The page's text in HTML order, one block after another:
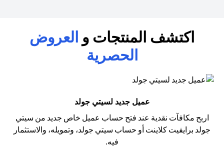
اكتشف المنتجات و العروض
الحصرية
عميل جديد لسيتي جولد
اربح مكافآت نقدية عند فتح حساب عميل خاص جديد من سيتي
جولد برايفيت كلاينت أو حساب سيتي جولد، وتمويله، والاستثمار
فيه.